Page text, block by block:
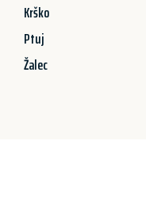
Krško
Ptuj
Žalec